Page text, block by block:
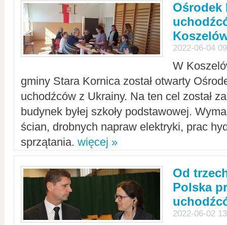
Ośrodek
2022-06-04
W
gminy Stara Kornica został otwarty
uchodźców z Ukrainy. Na ten cel został
budynek byłej szkoły podstawowej.
ścian, drobnych napraw elektryki, prac
sprzątania. więcej »
Od
Polska
2022-06-02